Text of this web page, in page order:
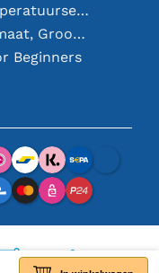
Het Kiezen van de Juiste Temperatuursensor [youtube]
18650 Batterijen: Klein in Formaat, Groot in Prestatie
Beginners